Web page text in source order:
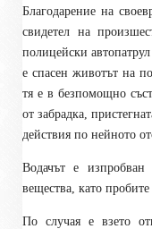
Благодарение на
свидетел на
полицейски
е спасен животът на
тя е в безпомощно
от забрадка,
действия по нейното
Водачът е
вещества, като пробите
По случая е взето